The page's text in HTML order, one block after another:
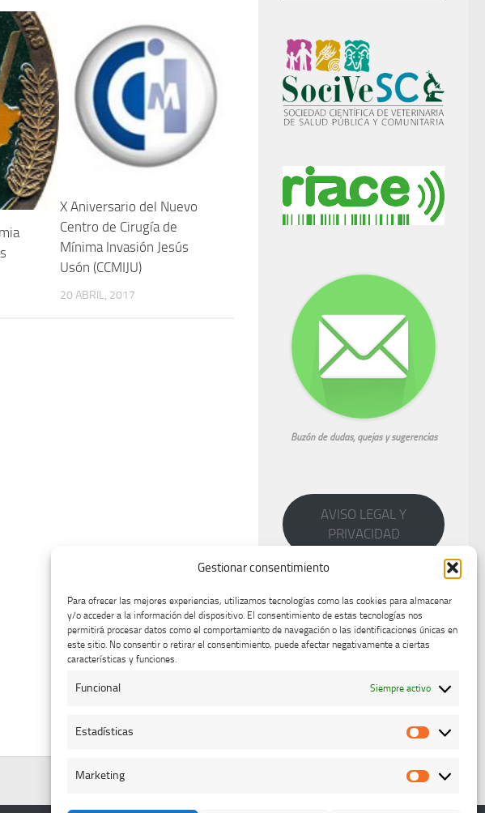
Gestionar consentimiento
Para ofrecer las mejores experiencias, utilizamos tecnologías como las cookies para almacenar
y/o acceder a la información del dispositivo. El consentimiento de estas tecnologías nos
permitirá procesar datos como el comportamiento de navegación o las identificaciones únicas en
este sitio. No consentir o retirar el consentimiento, puede afectar negativamente a ciertas
características y funciones.
Funcional Siempre activo
Estadísticas
Marketing
Marketing
X Aniversario del Nuevo
Centro de Cirugía de
Mínima Invasión Jesús
Usón (CCMIJU)
20 ABRIL, 2017
Buzón de dudas, quejas y sugerencias
AVISO LEGAL Y
PRIVACIDAD